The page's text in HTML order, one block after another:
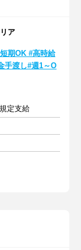
ア
期OK #高時給
手渡し#週1～O
定支給